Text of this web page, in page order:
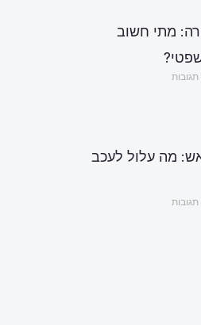
מתי חשוב
תגובות
אש: מה עלול לעכב
תגובות